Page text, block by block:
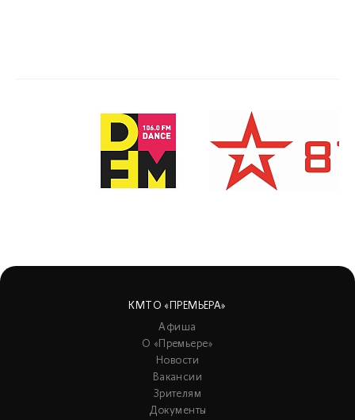
КМТО «ПРЕМЬЕРА»
Афиша
О «Премьере»
Новости
Вакансии
Зрителям
Документы